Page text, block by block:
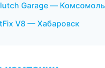
Garage —
V8 — Хабаровск